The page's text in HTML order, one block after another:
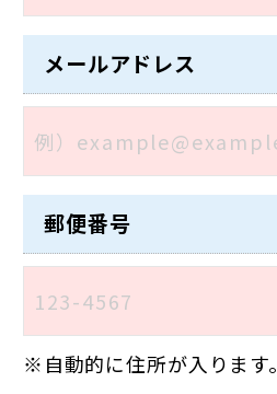
メールアドレス
郵便番号
自動的に住所が入ります。